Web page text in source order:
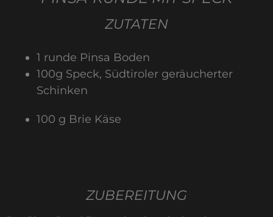
ZUTATEN
1 runde Pinsa Boden
100g Speck, Südtiroler geräucherter
Schinken
100 g Brie Käse
ZUBEREITUNG